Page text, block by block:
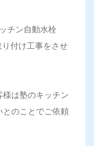
チン自動水栓
り付け工事をさせ
は塾のキッチン
とのことでご依頼